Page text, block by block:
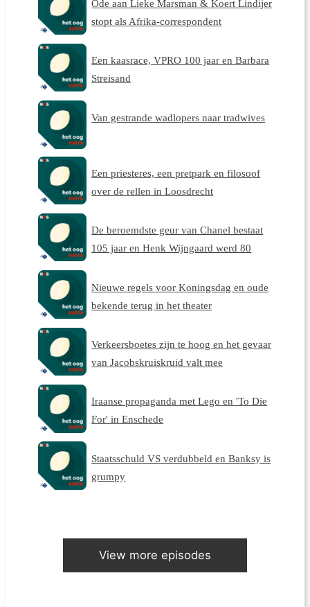
Ode aan Lieke Marsman & Koert Lindijer
stopt als Afrika-correspondent
Een kaasrace, VPRO 100 jaar en Barbara
Streisand
Van gestrande wadlopers naar tradwives
Een priesteres, een pretpark en filosoof
over de rellen in Loosdrecht
De beroemdste geur van Chanel bestaat
105 jaar en Henk Wijngaard werd 80
Nieuwe regels voor Koningsdag en oude
bekende terug in het theater
Verkeersboetes zijn te hoog en het gevaar
van Jacobskruiskruid valt mee
Iraanse propaganda met Lego en 'To Die
For' in Enschede
Staatsschuld VS verdubbeld en Banksy is
grumpy
View more episodes